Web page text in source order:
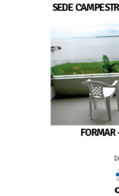
SEDE
FORMAR